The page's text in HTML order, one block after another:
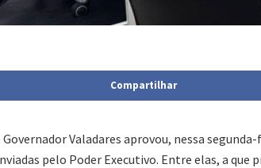
Compartilhar
Governador Valadares aprovou, nessa
pelo Poder Executivo. Entre elas, a que